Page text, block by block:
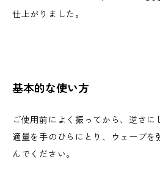
仕上がりました。
基本的な使い方
ご使用前によく振ってから、逆さに
適量を手のひらにとり、ウェーブを
んでください。